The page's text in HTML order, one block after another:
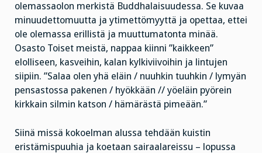
olemassaolon merkistä Buddhalaisuudessa. Se kuvaa
minuudettomuutta ja ytimettömyyttä ja opettaa, ettei
ole olemassa erillistä ja muuttumatonta minää.
Osasto Toiset meistä, nappaa kiinni ”kaikkeen”
elolliseen, kasveihin, kalan kylkiviivoihin ja lintujen
siipiin. ”Salaa olen yhä eläin / nuuhkin tuuhkin / lymyän
pensastossa pakenen / hyökkään // yöeläin pyörein
kirkkain silmin katson / hämärästä pimeään.”
Siinä missä kokoelman alussa tehdään kuistin
eristämispuuhia ja koetaan sairaalareissu – lopussa